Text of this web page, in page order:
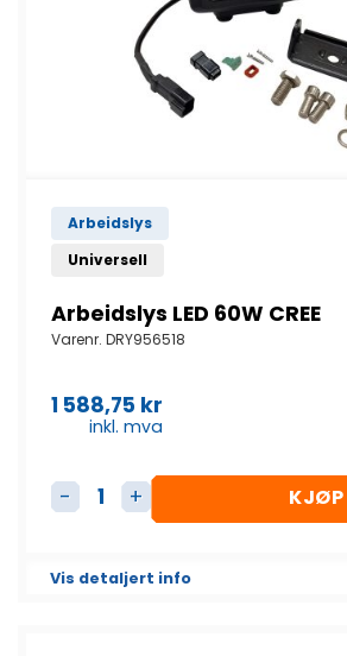
Arbeidslys
Universell
Arbeidslys LED 60W CREE
Varenr. DRY956518
1 588,75 kr
inkl. mva
Arbeidslys LED 60W CREE antall
KJØP
Vis detaljert info